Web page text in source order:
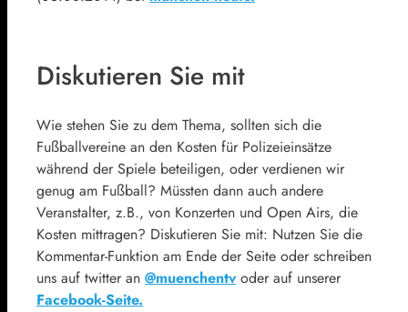
Diskutieren Sie mit
Wie stehen Sie zu dem Thema, sollten sich die
Fußballvereine an den Kosten für Polizeieinsätze
während der Spiele beteiligen, oder verdienen wir
genug am Fußball? Müssten dann auch andere
Veranstalter, z.B., von Konzerten und Open Airs, die
Kosten mittragen? Diskutieren Sie mit: Nutzen Sie die
Kommentar-Funktion am Ende der Seite oder schreiben
uns auf twitter an @muenchentvoder auf unserer
Facebook-Seite.